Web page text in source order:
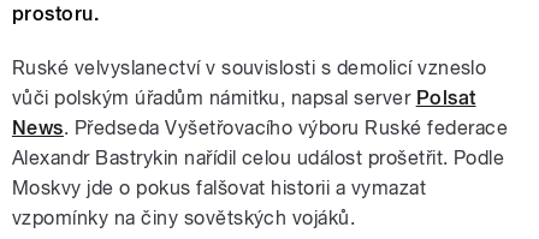
prostoru.
Ruské velvyslanectví v souvislosti s demolicí vzneslo
vůči polským úřadům námitku, napsal server Polsat
News. Předseda Vyšetřovacího výboru Ruské federace
Alexandr Bastrykin nařídil celou událost prošetřit. Podle
Moskvy jde o pokus falšovat historii a vymazat
vzpomínky na činy sovětských vojáků.